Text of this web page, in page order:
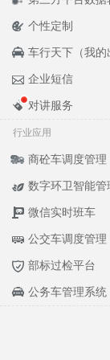
个性定制
车行天下（我的
企业短信
对讲服务
行业应用
商砼车调度管理
数字环卫智能管
微信实时班车
公交车调度管理
部标过检平台
公务车管理系统